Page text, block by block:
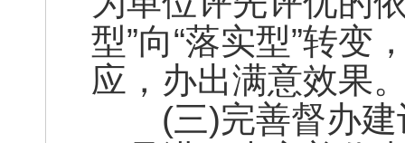
型”向“落实型”转变
应，办出满意效果
(三)完善督办建